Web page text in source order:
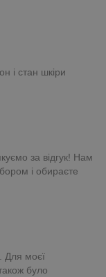
і стан шкіри
за відгук! Нам
і обираєте
Для моєї
було